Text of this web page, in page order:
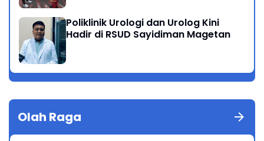
Poliklinik Urologi dan Urolog Kini
Hadir di RSUD Sayidiman Magetan
Olah Raga